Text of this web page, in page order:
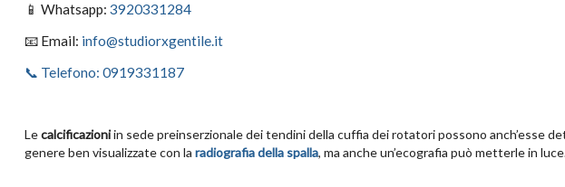
📱 Whatsapp: 3920331284
📧 Email: info@studiorxgentile.it
📞 Telefono: 0919331187
Lecalcificazioniin sede preinserzionale dei tendini della cuffia dei rotatori possono anch’esse
genere ben visualizzate con la radiografia della spalla, ma anche un’ecografia può metterle in